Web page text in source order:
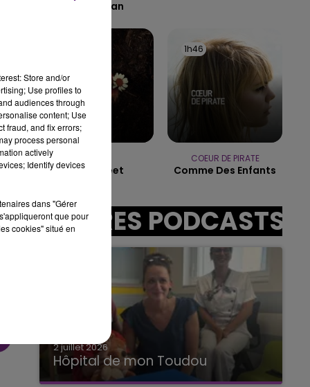
LE TICKET DE CAISSE
The Ocean
Too Sweet
1h46
1h46
COEUR DE PIRATE
Comme Des Enfants
AUTRES PODCASTS
2 juillet 2026
Hôpital de mon Toudou
Hôpital de mon Toudou
Store and/or
Use profiles to
audiences through
content; Use
fraud, and fix errors;
process personal
actively
Identify devices
dans "Gérer
que pour
cookies" situé en